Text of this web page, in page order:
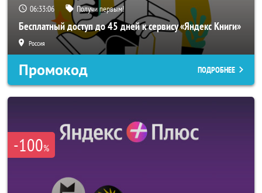
06:33:05 Получи первым!
Бесплатный доступ до 45 дней к сервису «Яндекс Книги»
Россия
Промокод ПОДРОБНЕЕ
-100%